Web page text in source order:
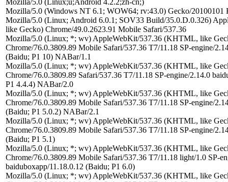
Mozilla/5.0 (Windows NT 6.1; WOW64; rv:43.0) Gecko/20100101
Mozilla/5.0 (Linux; Android 6.0.1; SOV33 Build/35.0.D.0.326)
like Gecko) Chrome/49.0.2623.91 Mobile Safari/537.36
Mozilla/5.0 (Linux; *; wv) AppleWebKit/537.36 (KHTML, like
Chrome/76.0.3809.89 Mobile Safari/537.36 T7/11.18 SP-engine/
(Baidu; P1 10) NABar/1.1
Mozilla/5.0 (Linux; *; wv) AppleWebKit/537.36 (KHTML, like
Chrome/76.0.3809.89 Safari/537.36 T7/11.18 SP-engine/2.14.0
P1 4.4.4) NABar/2.0
Mozilla/5.0 (Linux; *; wv) AppleWebKit/537.36 (KHTML, like
Chrome/76.0.3809.89 Mobile Safari/537.36 T7/11.18 SP-engine/
(Baidu; P1 5.0.2) NABar/2.1
Mozilla/5.0 (Linux; *; wv) AppleWebKit/537.36 (KHTML, like
Chrome/76.0.3809.89 Mobile Safari/537.36 T7/11.18 SP-engine/
(Baidu; P1 5.1)
Mozilla/5.0 (Linux; *; wv) AppleWebKit/537.36 (KHTML, like
Chrome/76.0.3809.89 Mobile Safari/537.36 T7/11.18 light/1.0 SP-
baiduboxapp/11.18.0.12 (Baidu; P1 6.0)
Mozilla/5.0 (Linux; *; wv) AppleWebKit/537.36 (KHTML, like